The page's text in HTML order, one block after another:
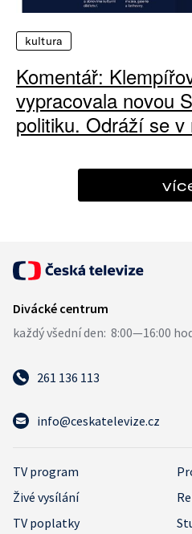
kultura
Komentář:
vypracovala novou
politiku. Odráží se
261 136 113
info@ceskatelevize.cz
TV program
Živé vysílání
TV poplatky